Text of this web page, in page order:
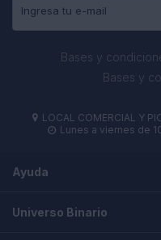
Bases y
Bases y
 LOCAL COMERCIAL Y
 Lunes a viernes de
Ayuda
Universo Binario